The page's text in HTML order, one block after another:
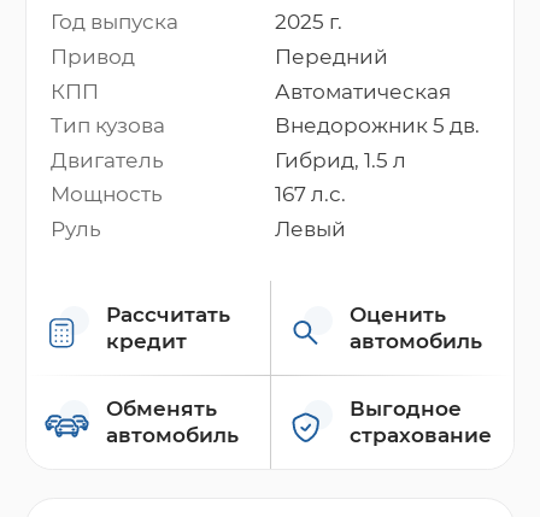
Год выпуска
2025 г.
Привод
Передний
КПП
Автоматическая
Тип кузова
Внедорожник 5 дв.
Двигатель
Гибрид, 1.5 л
Мощность
167 л.с.
Руль
Левый
Рассчитать
кредит
Оценить
автомобиль
Обменять
автомобиль
Выгодное
страхование